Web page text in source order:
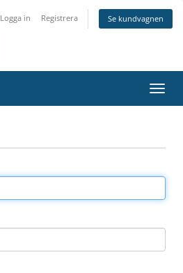
Logga in Registrera Se kundvagnen
Växla